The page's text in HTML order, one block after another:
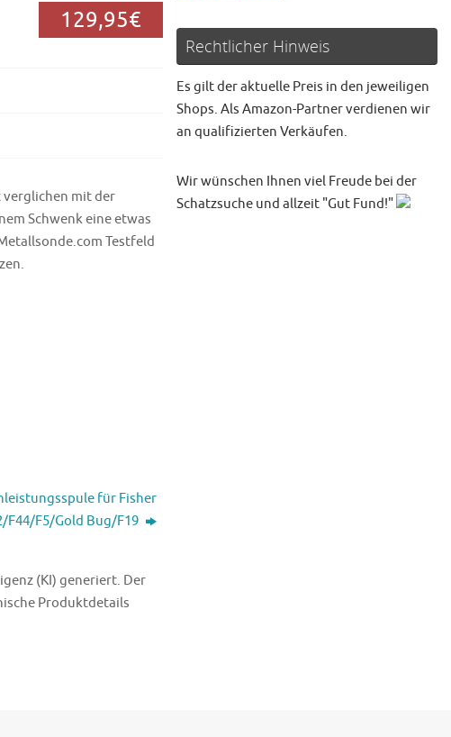
129,95€
verglichen mit der
Schwenk eine etwas
Testfeld
für Fisher
F44/F5/Gold Bug/F19
(KI) generiert. Der
Produktdetails
Rechtlicher Hinweis
Es gilt der aktuelle Preis in den jeweiligen
Shops. Als Amazon-Partner verdienen wir
an qualifizierten Verkäufen.
Wir wünschen Ihnen viel Freude bei der
Schatzsuche und allzeit "Gut Fund!"